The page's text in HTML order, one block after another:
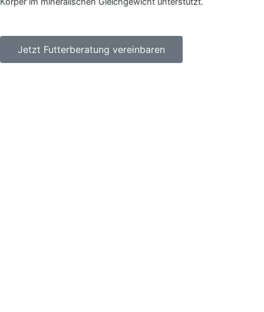
Jetzt Futterberatung vereinbaren